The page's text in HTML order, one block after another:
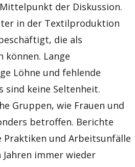
der Diskussion.
in der Textilproduktion
die als
können. Lange
Löhne und fehlende
sind keine Seltenheit.
Gruppen, wie Frauen und
betroffen. Berichte
Praktiken und Arbeitsunfälle
immer wieder